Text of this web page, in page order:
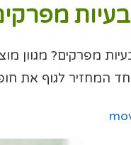
בעיות
המחזיר לגוף את